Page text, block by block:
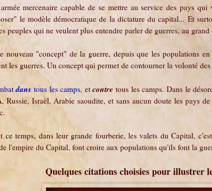
mercenaire capable de se mettre au service des pays qui
le modèle démocratique de la dictature du capital... Et
peuples qui ne veulent plus entendre parler de guerres, au
nouveau "concept" de la guerre, depuis que les populations
les guerres. Un concept qui permet de contourner la volonté
dans tous les camps, etcontre tous les camps. Dans le
Russie, Israël, Arabie saoudite, et sans aucun doute les pays
ce temps, dans leur grande fourberie, les valets du Capital,
l'empire du Capital, font croire aux populations qu'ils font la
Quelques citations choisies pour illustrer